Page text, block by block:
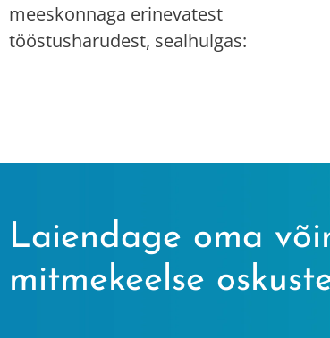
meeskonnaga erinevatest
tööstusharudest, sealhulgas:
Laiendage oma
mitmekeelse